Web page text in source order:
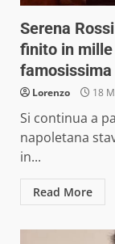
Serena
finito in mille
famosissima
Lorenzo 18
Si continua a
napoletana
in...
Read More